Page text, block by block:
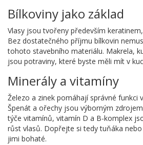
Bílkoviny jako základ
Vlasy jsou tvořeny především
Bez dostatečného příjmu bílkovin
tohoto stavebního materiálu. Makrela,
jsou potraviny, které byste měli mít v
Minerály a vitamíny
Železo a zinek pomáhají správné funkci
Špenát a ořechy jsou výborným
týče vitamínů, vitamín D a B-komplex
růst vlasů. Dopřejte si tedy tuňáka
jimi bohaté.